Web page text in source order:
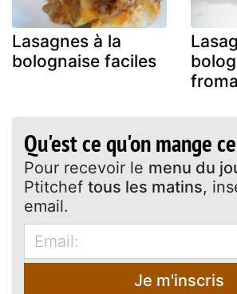
Lasagnes à la
bolognaise faciles
Qu'est ce qu'on mange
Pour recevoir le menu du
Ptitchef tous les matins,
email.
Je m'inscris